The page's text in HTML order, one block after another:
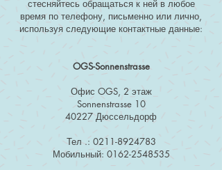
стесняйтесь обращаться к ней в любое
время по телефону, письменно или лично,
используя следующие контактные данные:
OGS-Sonnenstrasse
Офис OGS, 2 этаж
Sonnenstrasse 10
40227 Дюссельдорф
Тел .: 0211-8924783
Мобильный: 0162-2548535